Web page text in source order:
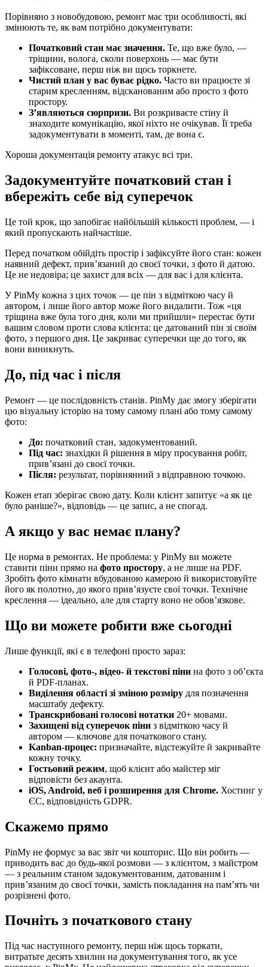
Порівняно з новобудовою, ремонт має три особливості, які
змінюють те, як вам потрібно документувати:
Початковий стан має значення. Те, що вже було, —
тріщини, волога, сколи поверхонь — має бути
зафіксоване, перш ніж ви щось торкнете.
Чистий план у вас буває рідко. Часто ви працюєте зі
старим кресленням, відсканованим або просто з фото
простору.
З’являються сюрпризи. Ви розкриваєте стіну й
знаходите комунікацію, якої ніхто не очікував. Її треба
задокументувати в моменті, там, де вона є.
Хороша документація ремонту атакує всі три.
Задокументуйте початковий стан і
вбережіть себе від суперечок
Це той крок, що запобігає найбільшій кількості проблем, — і
який пропускають найчастіше.
Перед початком обійдіть простір і зафіксуйте його стан: кожен
наявний дефект, прив’язаний до своєї точки, з фото й датою.
Це не недовіра; це захист для всіх — для вас і для клієнта.
У PinMy кожна з цих точок — це пін з відміткою часу й
автором, і лише його автор може його видалити. Тож «ця
тріщина вже була того дня, коли ми прийшли» перестає бути
вашим словом проти слова клієнта: це датований пін зі своїм
фото, з першого дня. Це закриває суперечки ще до того, як
вони виникнуть.
До, під час і після
Ремонт — це послідовність станів. PinMy дає змогу зберігати
цю візуальну історію на тому самому плані або тому самому
фото:
До: початковий стан, задокументований.
Під час: знахідки й рішення в міру просування робіт,
прив’язані до своєї точки.
Після: результат, порівнянний з відправною точкою.
Кожен етап зберігає свою дату. Коли клієнт запитує «а як це
було раніше?», відповідь — це запис, а не спогад.
А якщо у вас немає плану?
Це норма в ремонтах. Не проблема: у PinMy ви можете
ставити піни прямо на фото простору, а не лише на PDF.
Зробіть фото кімнати вбудованою камерою й використовуйте
його як полотно, до якого прив’язуєте свої точки. Технічне
креслення — ідеально, але для старту воно не обов’язкове.
Що ви можете робити вже сьогодні
Лише функції, які є в телефоні просто зараз:
Голосові, фото-, відео- й текстові піни на фото з об’єкта
й PDF-планах.
Виділення області зі зміною розміру для позначення
масштабу дефекту.
Транскрибовані голосові нотатки 20+ мовами.
Захищені від суперечок піни з відміткою часу й
автором — ключове для початкового стану.
Kanban-процес: призначайте, відстежуйте й закривайте
кожну точку.
Гостьовий режим, щоб клієнт або майстер міг
відповісти без акаунта.
iOS, Android, веб і розширення для Chrome. Хостинг у
ЄС, відповідність GDPR.
Скажемо прямо
PinMy не формує за вас звіт чи кошторис. Що він робить —
приводить вас до будь-якої розмови — з клієнтом, з майстром
— з реальним станом задокументованим, датованим і
прив’язаним до своєї точки, замість покладання на пам’ять чи
розрізнені фото.
Почніть з початкового стану
Під час наступного ремонту, перш ніж щось торкати,
витратьте десять хвилин на документування того, як усе